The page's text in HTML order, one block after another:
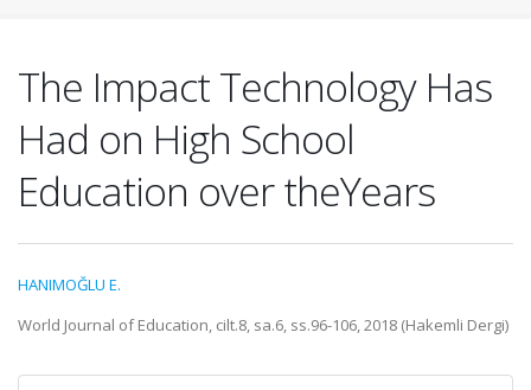
The Impact Technology Has
Had on High School
Education over theYears
HANIMOĞLU E.
World Journal of Education, cilt.8, sa.6, ss.96-106, 2018 (Hakemli Dergi)